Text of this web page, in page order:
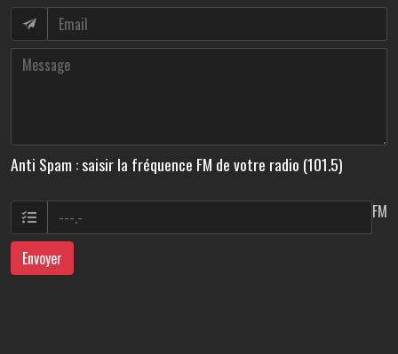
Anti Spam : saisir la fréquence FM de votre radio (101.5)
FM
Envoyer